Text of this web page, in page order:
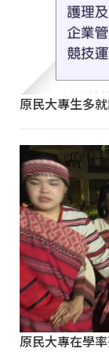
原民大專生多
原民大專在學